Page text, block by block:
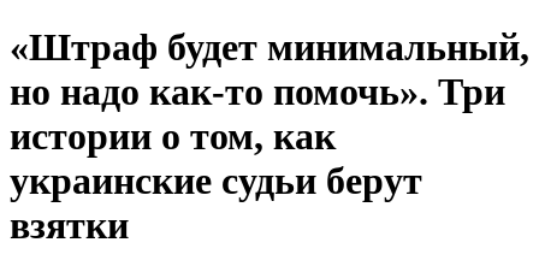
«Штраф будет минимальный,
но надо как-то помочь». Три
истории о том, как
украинские судьи берут
взятки